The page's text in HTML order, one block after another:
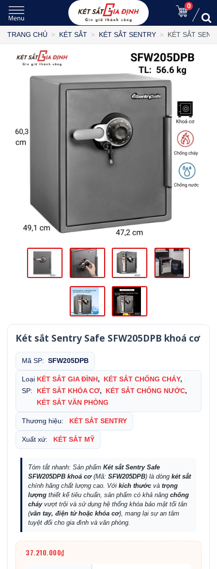
0
TRANG CHỦ KÉT SẮT KÉT SẮT SENTRY KÉT SẮT
Két sắt Sentry Safe SFW205DPB khoá cơ
Mã SP: SFW205DPB
Loại
SP:
KÉT SẮT GIA ĐÌNH , KÉT SẮT CHỐNG CHÁY,
KÉT SẮT KHÓA CƠ, KÉT SẮT CHỐNG NƯỚC,
KÉT SẮT VĂN PHÒNG
Thương hiệu: KÉT SẮT SENTRY
Xuất xứ: KÉT SẮT MỸ
Tóm tắt nhanh: Sản phẩm Két sắt Sentry Safe
SFW205DPB khoá cơ(Mã: SFW205DPB) là dòng két sắt
chính hãng chất lượng cao. Với kích thước và trọng
lượng thiết kế tiêu chuẩn, sản phẩm có khả năng chống
cháyvượt trội và sử dụng hệ thống khóa bảo mật tối tân
(vân tay, điện tử hoặc khóa cơ), mang lại sự an tâm
tuyệt đối cho gia đình và văn phòng.
37.210.000₫